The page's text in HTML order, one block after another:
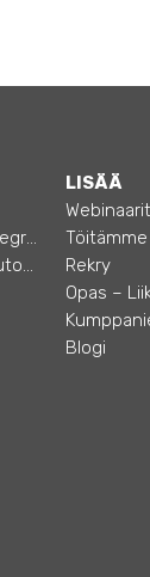
Taloushallinnon ja ERP:n integraatiot
MyFlashnode-itsekäyttö-automaatio
LISÄÄ
Webinaarit
Töitämme
Rekry
Blogi